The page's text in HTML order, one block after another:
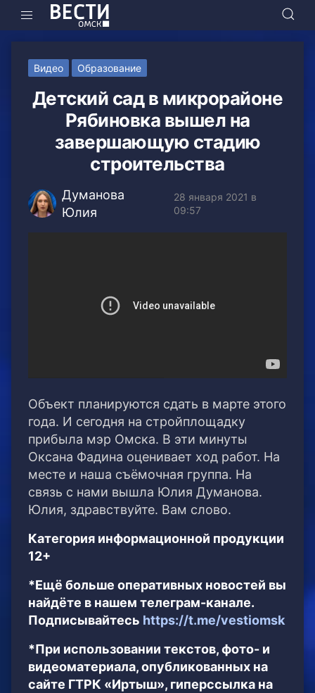
Видео Образование
Детский сад в микрорайоне
Рябиновка вышел на
завершающую стадию
строительства
Думанова
Юлия
28 января 2021 в
09:57
Объект планируются сдать в марте этого
года. И сегодня на стройплощадку
прибыла мэр Омска. В эти минуты
Оксана Фадина оценивает ход работ. На
месте и наша съёмочная группа. На
связь с нами вышла Юлия Думанова.
Юлия, здравствуйте. Вам слово.
Категория информационной продукции
12+
*Ещё больше оперативных новостей вы
найдёте в нашем телеграм-канале.
Подписывайтесь https://t.me/vestiomsk
*При использовании текстов, фото- и
видеоматериала, опубликованных на
сайте ГТРК «Иртыш», гиперссылка на